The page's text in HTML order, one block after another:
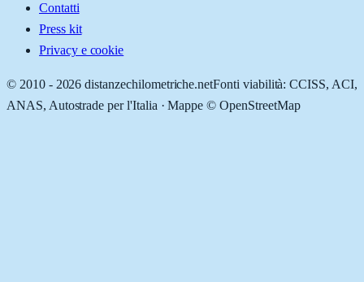
Contatti
Press kit
Privacy e cookie
© 2010 - 2026 distanzechilometriche.netFonti viabilità: CCISS, ACI,
ANAS, Autostrade per l'Italia · Mappe © OpenStreetMap